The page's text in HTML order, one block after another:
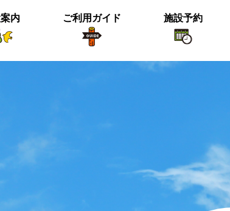
内 ご利用ガイド 施設予約
短冊の募集